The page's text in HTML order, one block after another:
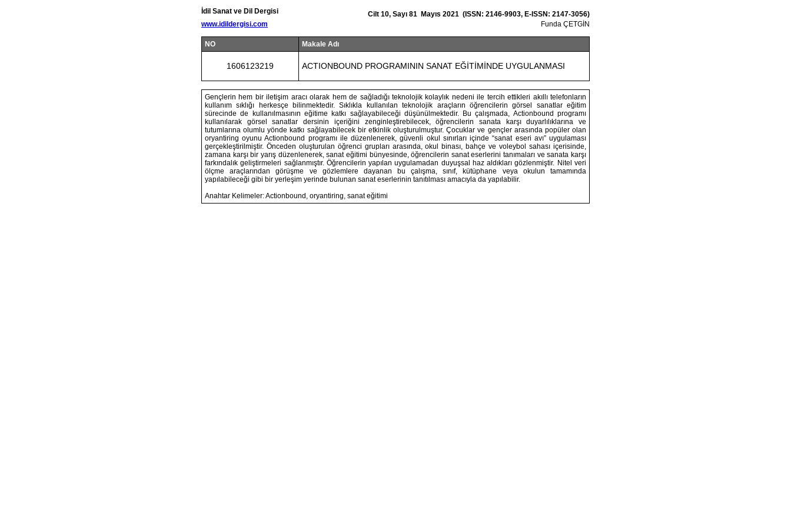
İdil Sanat ve Dil Dergisi
www.idildergisi.com
Cilt 10, Sayı 81 Mayıs 2021 (ISSN: 2146-9903, E-ISSN: 2147-3056)
Funda ÇETGİN
NO Makale Adı
1606123219 ACTIONBOUND PROGRAMININ SANAT EĞİTİMİNDE UYGULANMASI
Gençlerin hem bir iletişim aracı olarak hem de sağladığı teknolojik kolaylık nedeni ile tercih ettikleri akıllı telefonların
kullanım sıklığı herkesçe bilinmektedir. Sıklıkla kullanılan teknolojik araçların öğrencilerin görsel sanatlar eğitim
sürecinde de kullanılmasının eğitime katkı sağlayabileceği düşünülmektedir. Bu çalışmada, Actionbound programı
kullanılarak görsel sanatlar dersinin içeriğini zenginleştirebilecek, öğrencilerin sanata karşı duyarlılıklarına ve
tutumlarına olumlu yönde katkı sağlayabilecek bir etkinlik oluşturulmuştur. Çocuklar ve gençler arasında popüler olan
oryantiring oyunu Actionbound programı ile düzenlenerek, güvenli okul sınırları içinde “sanat eseri avı” uygulaması
gerçekleştirilmiştir. Önceden oluşturulan öğrenci grupları arasında, okul binası, bahçe ve voleybol sahası içerisinde,
zamana karşı bir yarış düzenlenerek, sanat eğitimi bünyesinde, öğrencilerin sanat eserlerini tanımaları ve sanata karşı
farkındalık geliştirmeleri sağlanmıştır. Öğrencilerin yapılan uygulamadan duyuşsal haz aldıkları gözlenmiştir. Nitel veri
ölçme araçlarından görüşme ve gözlemlere dayanan bu çalışma, sınıf, kütüphane veya okulun tamamında
yapılabileceği gibi bir yerleşim yerinde bulunan sanat eserlerinin tanıtılması amacıyla da yapılabilir.
Anahtar Kelimeler: Actionbound, oryantiring, sanat eğitimi